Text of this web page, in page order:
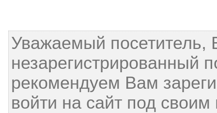
Уважаемый посетитель,
незарегистрированный
рекомендуем Вам
войти на сайт под